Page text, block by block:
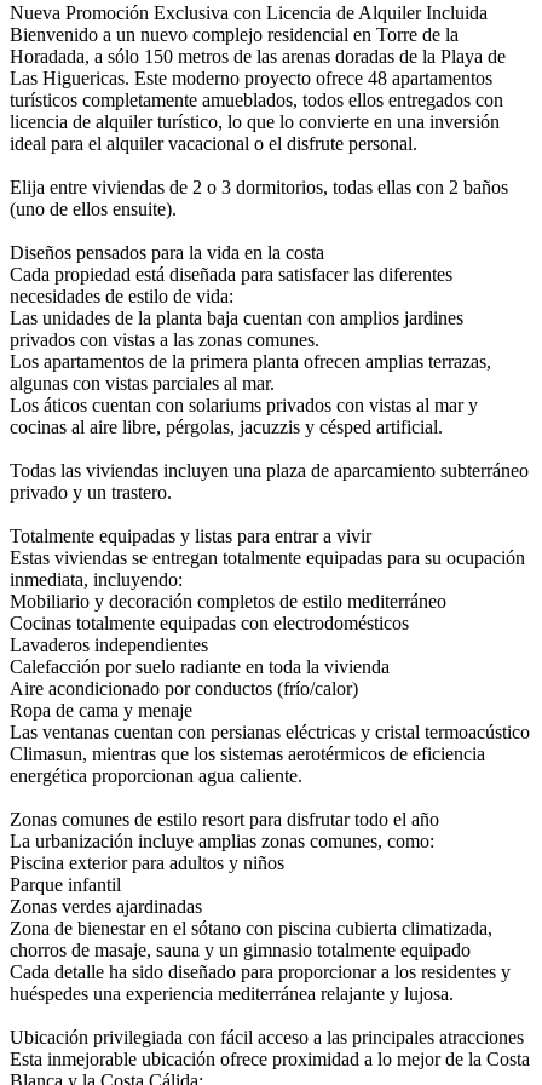
Nueva Promoción Exclusiva con Licencia de Alquiler Incluida
Bienvenido a un nuevo complejo residencial en Torre de la
Horadada, a sólo 150 metros de las arenas doradas de la Playa de
Las Higuericas. Este moderno proyecto ofrece 48 apartamentos
turísticos completamente amueblados, todos ellos entregados con
licencia de alquiler turístico, lo que lo convierte en una inversión
ideal para el alquiler vacacional o el disfrute personal.
Elija entre viviendas de 2 o 3 dormitorios, todas ellas con 2 baños
(uno de ellos ensuite).
Diseños pensados para la vida en la costa
Cada propiedad está diseñada para satisfacer las diferentes
necesidades de estilo de vida:
Las unidades de la planta baja cuentan con amplios jardines
privados con vistas a las zonas comunes.
Los apartamentos de la primera planta ofrecen amplias terrazas,
algunas con vistas parciales al mar.
Los áticos cuentan con solariums privados con vistas al mar y
cocinas al aire libre, pérgolas, jacuzzis y césped artificial.
Todas las viviendas incluyen una plaza de aparcamiento subterráneo
privado y un trastero.
Totalmente equipadas y listas para entrar a vivir
Estas viviendas se entregan totalmente equipadas para su ocupación
inmediata, incluyendo:
Mobiliario y decoración completos de estilo mediterráneo
Cocinas totalmente equipadas con electrodomésticos
Lavaderos independientes
Calefacción por suelo radiante en toda la vivienda
Aire acondicionado por conductos (frío/calor)
Ropa de cama y menaje
Las ventanas cuentan con persianas eléctricas y cristal termoacústico
Climasun, mientras que los sistemas aerotérmicos de eficiencia
energética proporcionan agua caliente.
Zonas comunes de estilo resort para disfrutar todo el año
La urbanización incluye amplias zonas comunes, como:
Piscina exterior para adultos y niños
Parque infantil
Zonas verdes ajardinadas
Zona de bienestar en el sótano con piscina cubierta climatizada,
chorros de masaje, sauna y un gimnasio totalmente equipado
Cada detalle ha sido diseñado para proporcionar a los residentes y
huéspedes una experiencia mediterránea relajante y lujosa.
Ubicación privilegiada con fácil acceso a las principales atracciones
Esta inmejorable ubicación ofrece proximidad a lo mejor de la Costa
Blanca y la Costa Cálida: